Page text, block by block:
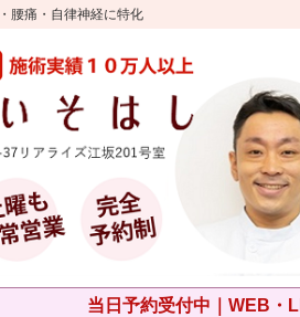
腰痛・自律神経に特化
当日予約受付中｜WEB・